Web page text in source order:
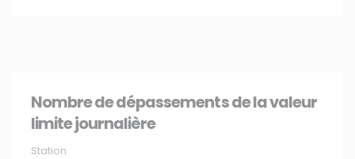
Nombre de dépassements de la valeur
limite journalière
Station